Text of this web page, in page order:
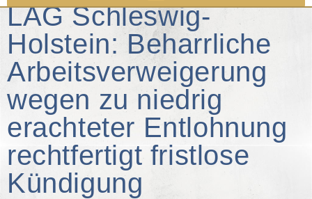
LAG Schleswig-
Holstein: Beharrliche
Arbeitsverweigerung
wegen zu niedrig
erachteter Entlohnung
rechtfertigt fristlose
Kündigung